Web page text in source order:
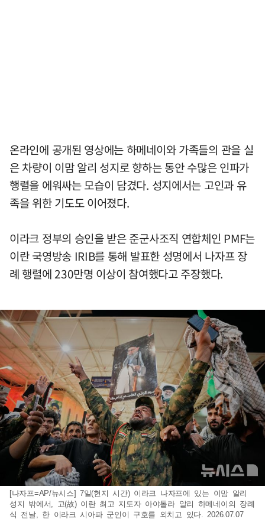
온라인에 공개된 영상에는 하메네이와 가족들의 관을 실
은 차량이 이맘 알리 성지로 향하는 동안 수많은 인파가
행렬을 에워싸는 모습이 담겼다. 성지에서는 고인과 유
족을 위한 기도도 이어졌다.
이라크 정부의 승인을 받은 준군사조직 연합체인 PMF는
이란 국영방송 IRIB를 통해 발표한 성명에서 나자프 장
례 행렬에 230만명 이상이 참여했다고 주장했다.
[나자프=AP/뉴시스] 7일(현지 시간) 이라크 나자프에 있는 이맘 알리
성지 밖에서, 고(故) 이란 최고 지도자 아야톨라 알리 하메네이의 장례
식 전날, 한 이라크 시아파 군인이 구호를 외치고 있다. 2026.07.07